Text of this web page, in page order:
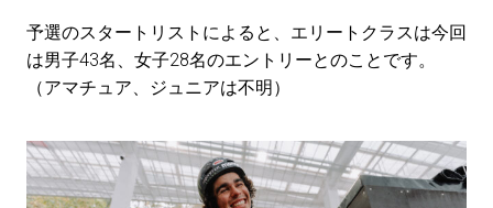
予選のスタートリストによると、エリートクラスは今回
は男子43名、女子28名のエントリーとのことです。
（アマチュア、ジュニアは不明）